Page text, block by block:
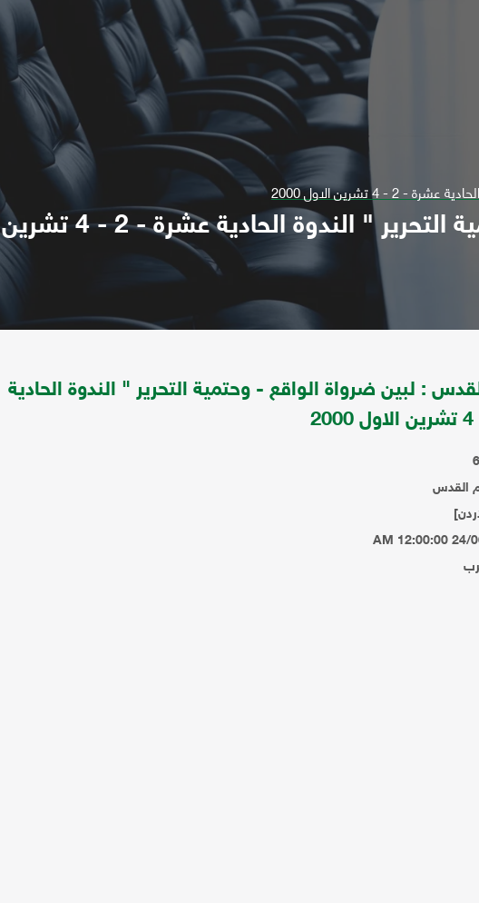
تشرين الاول 2000
ندوة يوم القدس : لبين ضرواة الواقع - وحتمية التحرير " الندوة الحادية عشرة - 2 - 4 تشرين
: لبين ضرواة الواقع - وحتمية التحرير " الندوة الحادية
القدس
24/06/05